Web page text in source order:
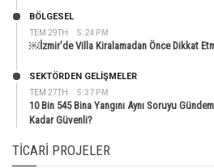
TEM 29TH 5:24 PM
BÖLGESEL
￼İzmir’de Villa Kiralamadan Önce Dikkat
TEM 27TH 5:37 PM
SEKTÖRDEN GELIŞMELER
10 Bin 545 Bina Yangını Aynı Soruyu
Kadar Güvenli?
TICARI PROJELER